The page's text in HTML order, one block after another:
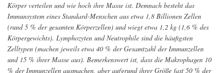
Körper verteilen und wie hoch ihre Masse ist. Demnach besteht das
Immunsystem eines Standard-Menschen aus etwa 1,8 Billionen Zellen
(rund 5 % der gesamten Körperzellen) und wiegt etwa 1,2 kg (1,6 % des
Körpergewichts). Lymphozyten und Neutrophile sind die häufigsten
Zelltypen (machen jeweils etwa 40 % der Gesamtzahl der Immunzellen
und 15 % ihrer Masse aus). Bemerkenswert ist, dass die Makrophagen 10
% der Immunzellen ausmachen, aber aufgrund ihrer Größe fast 50 % der